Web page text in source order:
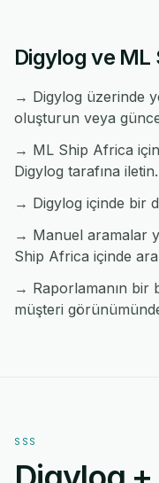
Digylog ve ML
→ Digylog üzerinde
oluşturun veya
→ ML Ship Africa
Digylog tarafına iletin.
→ Digylog içinde bir
→ Manuel aramalar
Ship Africa içinde
→ Raporlamanın bir
müşteri
SSS